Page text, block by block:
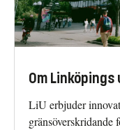
Om
LiU erbjuder
gränsöverskridande